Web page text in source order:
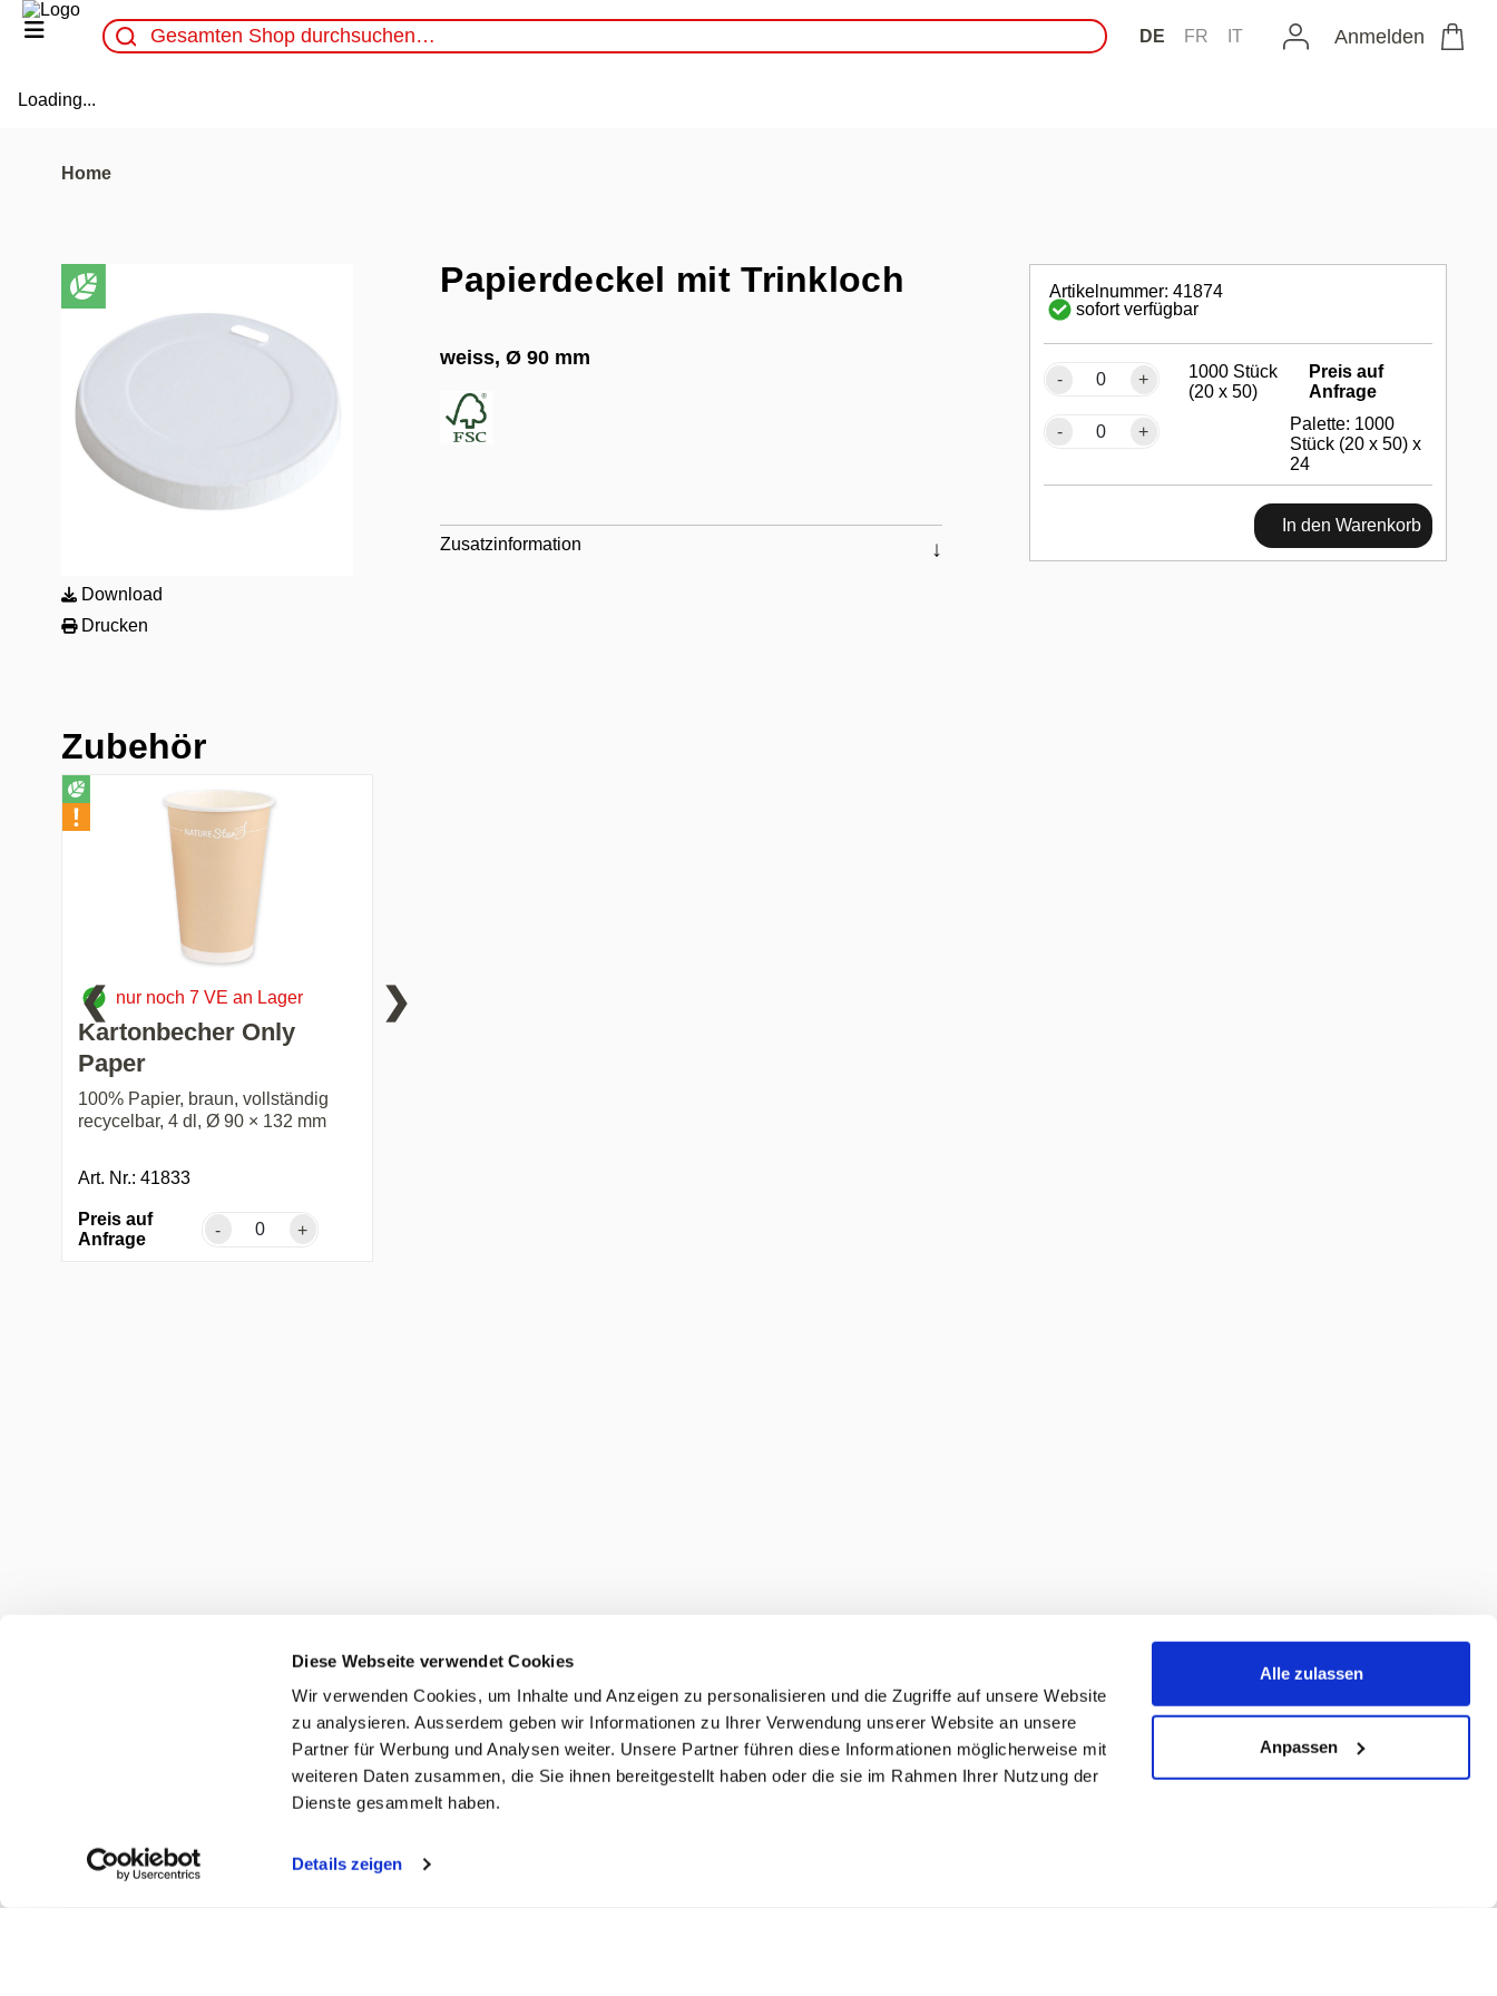
Diese Webseite verwendet Cookies
Wir verwenden Cookies, um Inhalte und Anzeigen zu personalisieren und die Zugriffe auf unsere Website
zu analysieren. Ausserdem geben wir Informationen zu Ihrer Verwendung unserer Website an unsere
Partner für Werbung und Analysen weiter. Unsere Partner führen diese Informationen möglicherweise mit
weiteren Daten zusammen, die Sie ihnen bereitgestellt haben oder die sie im Rahmen Ihrer Nutzung der
Dienste gesammelt haben.
Details zeigen
Alle zulassen
Anpassen
DE FR IT Anmelden
Loading...
Home
Download
Drucken
Papierdeckel mit Trinkloch
weiss, Ø 90 mm
Zusatzinformation
Artikelnummer: 41874
sofort verfügbar
- +
1000 Stück
(20 x 50)
Preis auf
Anfrage
- +
Palette: 1000
Stück (20 x 50) x
24
In den Warenkorb
Zubehör
nur noch 7 VE an Lager
Kartonbecher Only
Paper
100% Papier, braun, vollständig
recycelbar, 4 dl, Ø 90 × 132 mm
Art. Nr.: 41833
Preis auf
Anfrage
- +
❮ ❯